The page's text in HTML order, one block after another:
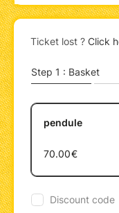
Choisir et
Créer votre
travail
Apprendre
questions
claires
Explorer